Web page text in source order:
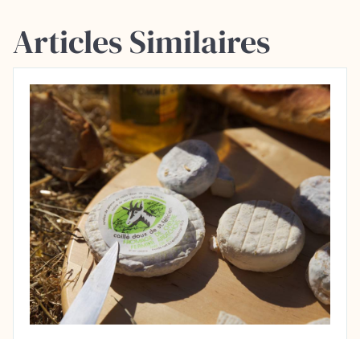
Articles Similaires